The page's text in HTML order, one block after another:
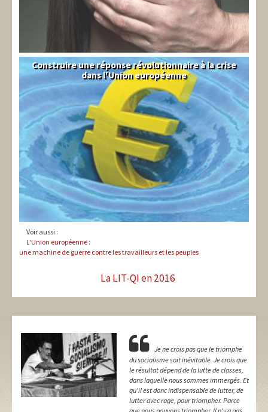
Syndical
Construire une réponse révolutionnaire à la crise
dans l'Union européenne
Voir aussi :
L'Union européenne :
une machine de guerre contre les travailleurs et les peuples
La LIT-QI en 2016
Je ne crois pas que le triomphe
du socialisme soit inévitable. Je crois que
le résultat dépend de la lutte de classes,
dans laquelle nous sommes immergés. Et
qu'il est donc indispensable de lutter, de
lutter avec rage, pour triompher. Parce